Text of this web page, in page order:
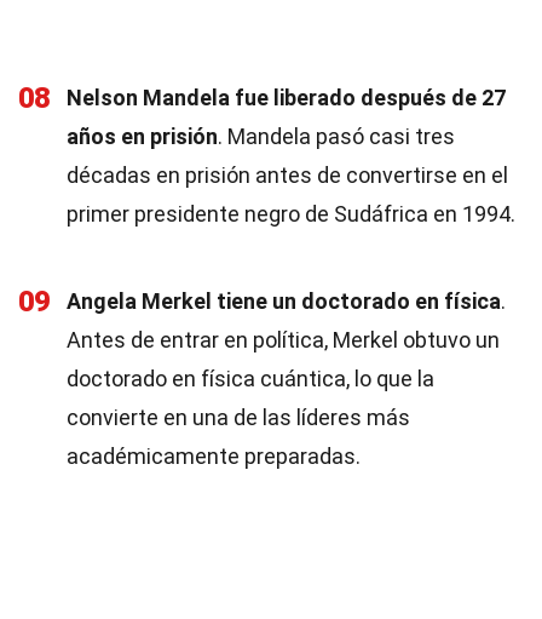
08
Nelson Mandela fue liberado después de 27
años en prisión. Mandela pasó casi tres
décadas en prisión antes de convertirse en el
primer presidente negro de Sudáfrica en 1994.
09 Angela Merkel tiene un doctorado en física.
Antes de entrar en política, Merkel obtuvo un
doctorado en física cuántica, lo que la
convierte en una de las líderes más
académicamente preparadas.